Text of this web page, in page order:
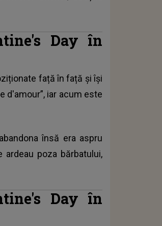
Day în
față în față și își
d'amour”, iar acum este
însă era aspru
poza bărbatului,
Day în